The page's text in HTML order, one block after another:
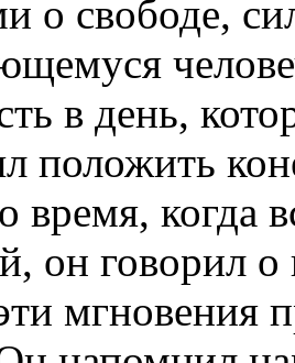
о свободе,
в день,
положить
время, когда
он говорил
мгновения